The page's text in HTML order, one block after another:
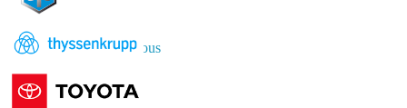
sales@fortunebusinessinsights.com
Connectez-vous avec nous